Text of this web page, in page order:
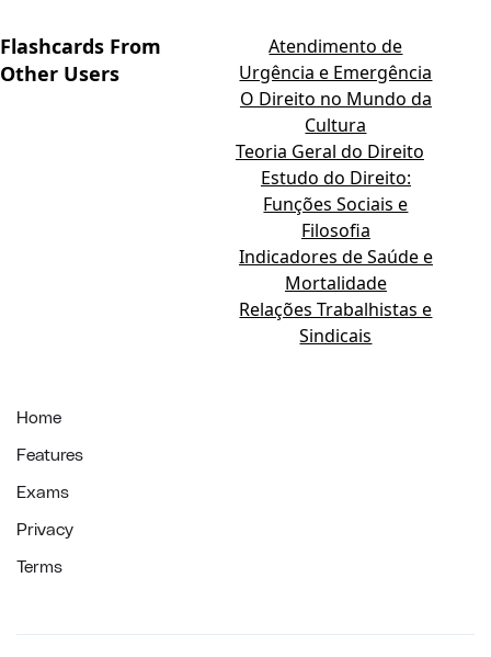
Flashcards From
Other Users
Atendimento de
Urgência e Emergência
O Direito no Mundo da
Cultura
Teoria Geral do Direito
Estudo do Direito:
Funções Sociais e
Filosofia
Indicadores de Saúde e
Mortalidade
Relações Trabalhistas e
Sindicais
Home
Features
Exams
Privacy
Terms